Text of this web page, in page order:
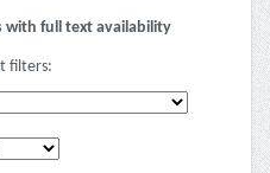
with full text availability
filters: